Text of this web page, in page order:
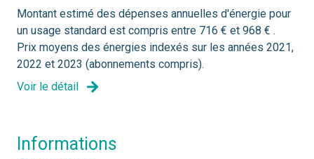
Montant estimé des dépenses annuelles d'énergie pour
un usage standard est compris entre 716 € et 968 € .
Prix moyens des énergies indexés sur les années 2021,
2022 et 2023 (abonnements compris).
Voir le détail
informations